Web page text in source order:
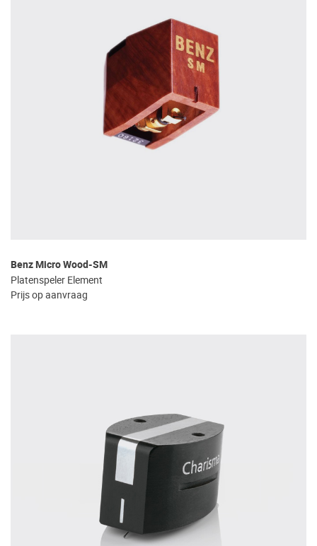
Benz Micro Wood-SM
Platenspeler Element
Prijs op aanvraag